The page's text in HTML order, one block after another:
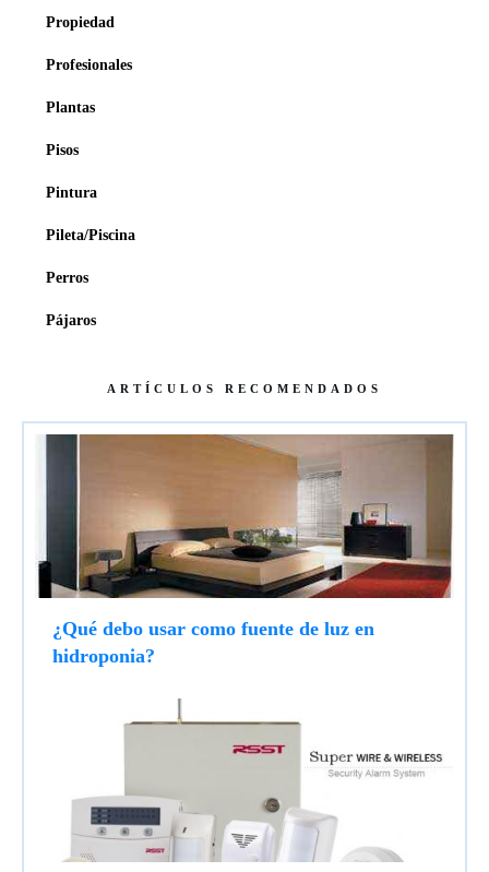
Propiedad
Profesionales
Plantas
Pisos
Pintura
Pileta/Piscina
Perros
Pájaros
ARTÍCULOS RECOMENDADOS
¿Qué debo usar como fuente de luz en
hidroponia?